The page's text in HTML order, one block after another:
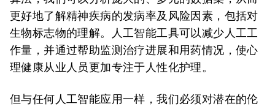
更好地了解精神疾病的发病率及风险因素，包括对
生物标志物的理解。人工智能工具可以减少人工工
作量，并通过帮助监测治疗进展和用药情况，使心
理健康从业人员更加专注于人性化护理。
但与任何人工智能应用一样，我们必须对潜在的伦